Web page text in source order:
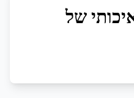
של